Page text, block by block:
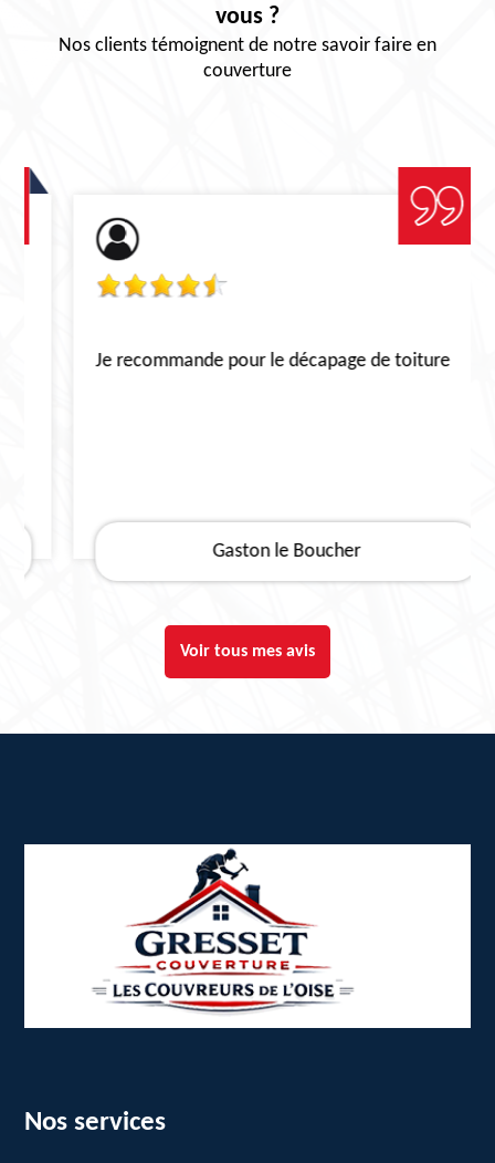
vous ?
Nos clients témoignent de notre savoir faire en
couverture
Je recommande pour le décapage de toiture
Gaston le Boucher
Voir tous mes avis
Nos services